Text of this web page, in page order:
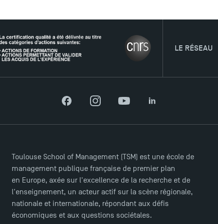
TSM-Research
TSM Doctoral Programme
LE RÉSEAU
FacebookInstagramYouTubeLinkedIn
Toulouse School of Management (TSM) est une école de
management publique française de premier plan
en Europe, axée sur l'excellence de la recherche et de
l'enseignement, un acteur actif sur la scène régionale,
nationale et internationale, répondant aux défis
économiques et aux questions sociétales.